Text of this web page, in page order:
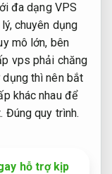
đa dạng VPS
chuyên dụng
mô lớn, bên
vps phải chăng
thì nên bắt
khác nhau để
Đúng quy trình.
hỗ trợ kịp